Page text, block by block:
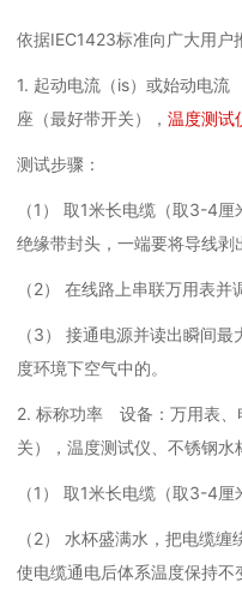
依据IEC1423标准向广大用户
1. 起动电流（is）或始动电流
座（最好带开关）， 温度测试
测试步骤：
（1） 取1米长电缆（取3-4
绝缘带封头，一端要将导线剥
（2） 在线路上串联万用表并
（3） 接通电源并读出瞬间
度环境下空气中的。
2. 标称功率 设备：万用表、
关），温度测试仪、不锈钢水
（1） 取1米长电缆（取3-4厘
（2） 水杯盛满水，把电缆缠
使电缆通电后体系温度保持不